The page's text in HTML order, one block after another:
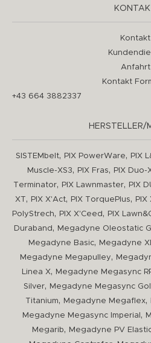
Kontakt
Anfahrt
Kontakt
+43 664 3882337
HERSTELLER/
SISTEMbelt, PIX PowerWare, PIX
Muscle-XS3, PIX Fras, PIX Duo-
Terminator, PIX Lawnmaster, PIX
XT, PIX X'Act, PIX TorquePlus,
PolyStrech, PIX X'Ceed , PIX
Duraband , Megadyne Oleostatic
Megadyne Basic, Megadyne
Megadyne Megapulley,
Linea X, Megadyne Megasync
Silver, Megadyne Megasync
Titanium, Megadyne Megaflex,
Megadyne Megasync Imperial ,
Megarib, Megadyne PV